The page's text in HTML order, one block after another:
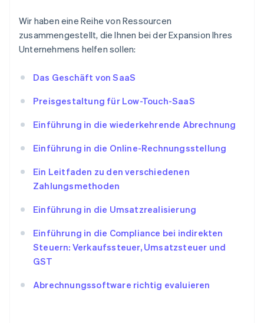
Wir haben eine Reihe von Ressourcen
zusammengestellt, die Ihnen bei der Expansion Ihres
Unternehmens helfen sollen:
Das Geschäft von SaaS
Preisgestaltung für Low-Touch-SaaS
Einführung in die wiederkehrende Abrechnung
Einführung in die Online-Rechnungsstellung
Ein Leitfaden zu den verschiedenen
Zahlungsmethoden
Einführung in die Umsatzrealisierung
Einführung in die Compliance bei indirekten
Steuern: Verkaufssteuer, Umsatzsteuer und
GST
Abrechnungssoftware richtig evaluieren